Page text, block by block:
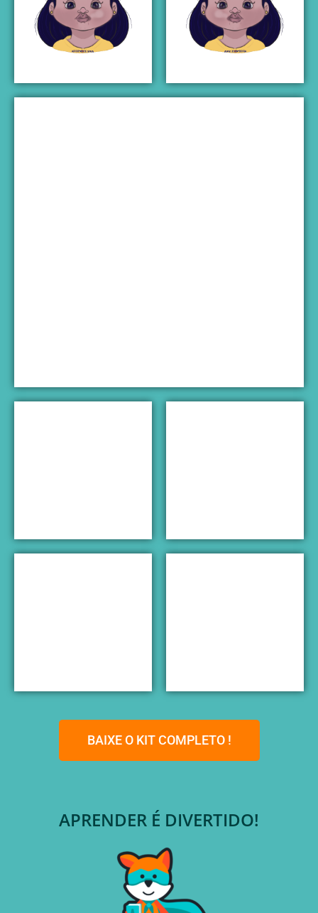
BAIXE O KIT COMPLETO !
APRENDER É DIVERTIDO!